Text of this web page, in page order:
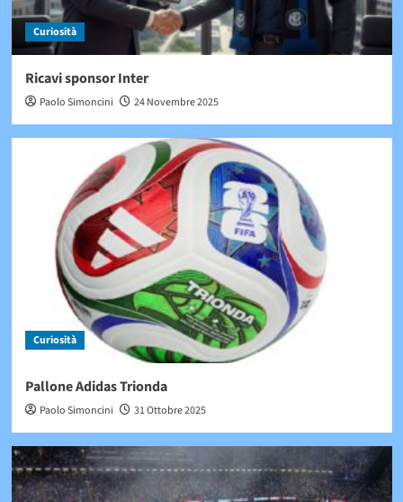
Curiosità
Ricavi sponsor Inter
Paolo Simoncini 24 Novembre 2025
Curiosità
Pallone Adidas Trionda
Paolo Simoncini 31 Ottobre 2025